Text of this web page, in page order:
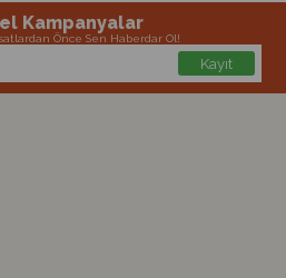
Kampanyalar
Önce Sen Haberdar Ol!
Kayıt